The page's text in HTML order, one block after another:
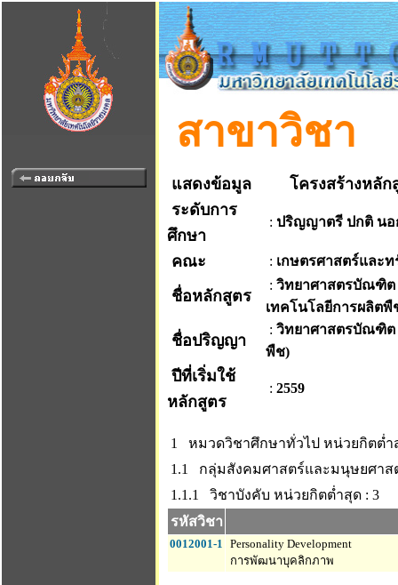
สาขาวิชา
แสดงข้อมูล
โครงสร้างหลัก
ระดับการ
ศึกษา
: ปริญญาตรี ปกติ นอ
คณะ : เกษตรศาสตร์และ
ชื่อหลักสูตร
: วิทยาศาสตรบัณฑิต
เทคโนโลยีการผลิตพื
ชื่อปริญญา
: วิทยาศาสตรบัณฑิต
พืช)
ปีที่เริ่มใช้
หลักสูตร
: 2559
1 หมวดวิชาศึกษาทั่วไป หน่วยกิตต่ำ
1.1 กลุ่มสังคมศาสตร์และมนุษยศาส
1.1.1 วิชาบังคับ หน่วยกิตต่ำสุด : 3
รหัสวิชา
0012001-1 Personality Development
การพัฒนาบุคลิกภาพ